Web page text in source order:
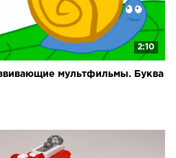
2:10
мультфильмы. Буква